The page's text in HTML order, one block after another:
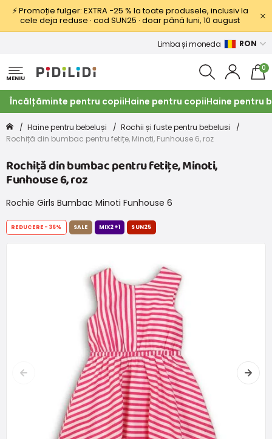
⚡ Promoție fulger: EXTRA −25 % la toate produsele, inclusiv la
cele deja reduse · cod SUN25 · doar până luni, 10 august
Limba și moneda RON
MENIU
0
Încălțăminte pentru copiiHaine pentru copiiHaine pentru
Haine pentru bebeluși
Rochii și fuste pentru bebelusi
Rochiță din bumbac pentru fetițe, Minoti, Funhouse 6, roz
Rochiță din bumbac pentru fetițe, Minoti,
Funhouse 6, roz
Rochie Girls Bumbac Minoti Funhouse 6
REDUCERE -36% SALE MIX2+1 SUN25